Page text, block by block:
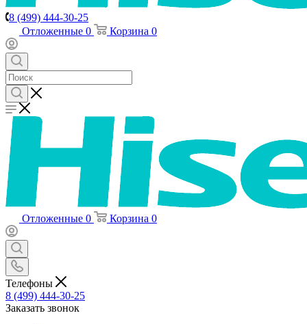
8 (499) 444-30-25
Отложенные 0 Корзина 0
Отложенные 0 Корзина 0
Телефоны
8 (499) 444-30-25
Заказать звонок